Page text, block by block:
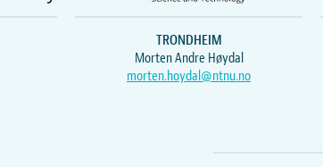
TRONDHEIM
Morten Andre Høydal
morten.hoydal@ntnu.no